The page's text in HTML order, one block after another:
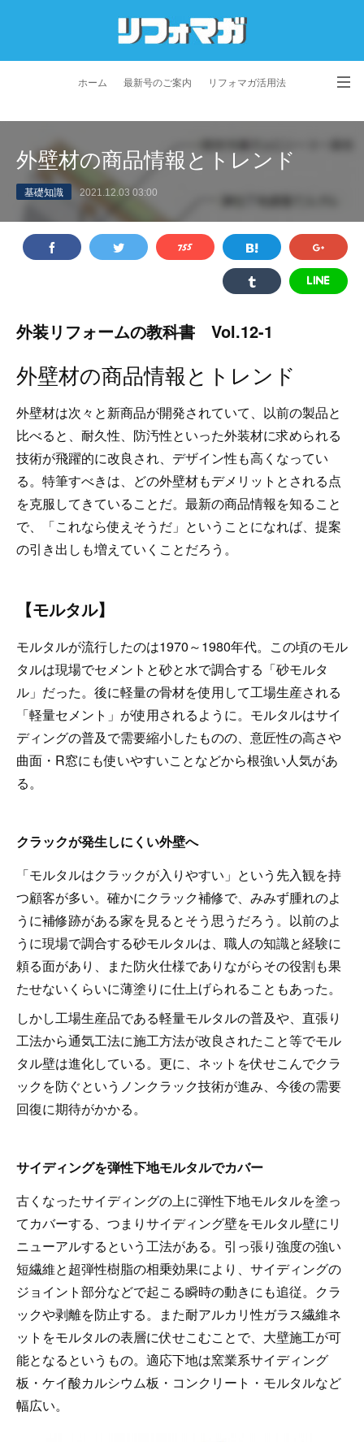
ホーム 最新号のご案内 リフォマガ活用法
プライバシーポリシー 利用規約 会社概要
外壁材の商品情報とトレンド
基礎知識 2021.12.03 03:00
外装リフォームの教科書 Vol.12-1
外壁材の商品情報とトレンド
外壁材は次々と新商品が開発されていて、以前の製品と
比べると、耐久性、防汚性といった外装材に求められる
技術が飛躍的に改良され、デザイン性も高くなってい
る。特筆すべきは、どの外壁材もデメリットとされる点
を克服してきていることだ。最新の商品情報を知ること
で、「これなら使えそうだ」ということになれば、提案
の引き出しも増えていくことだろう。
【モルタル】
モルタルが流行したのは1970～1980年代。この頃のモル
タルは現場でセメントと砂と水で調合する「砂モルタ
ル」だった。後に軽量の骨材を使用して工場生産される
「軽量セメント」が使用されるように。モルタルはサイ
ディングの普及で需要縮小したものの、意匠性の高さや
曲面・R窓にも使いやすいことなどから根強い人気があ
る。
クラックが発生しにくい外壁へ
「モルタルはクラックが入りやすい」という先入観を持
つ顧客が多い。確かにクラック補修で、みみず腫れのよ
うに補修跡がある家を見るとそう思うだろう。以前のよ
うに現場で調合する砂モルタルは、職人の知識と経験に
頼る面があり、また防火仕様でありながらその役割も果
たせないくらいに薄塗りに仕上げられることもあった。
しかし工場生産品である軽量モルタルの普及や、直張り
工法から通気工法に施工方法が改良されたこと等でモル
タル壁は進化している。更に、ネットを伏せこんでクラ
ックを防ぐというノンクラック技術が進み、今後の需要
回復に期待がかかる。
サイディングを弾性下地モルタルでカバー
古くなったサイディングの上に弾性下地モルタルを塗っ
てカバーする、つまりサイディング壁をモルタル壁にリ
ニューアルするという工法がある。引っ張り強度の強い
短繊維と超弾性樹脂の相乗効果により、サイディングの
ジョイント部分などで起こる瞬時の動きにも追従。クラ
ックや剥離を防止する。また耐アルカリ性ガラス繊維ネ
ットをモルタルの表層に伏せこむことで、大壁施工が可
能となるというもの。適応下地は窯業系サイディング
板・ケイ酸カルシウム板・コンクリート・モルタルなど
幅広い。